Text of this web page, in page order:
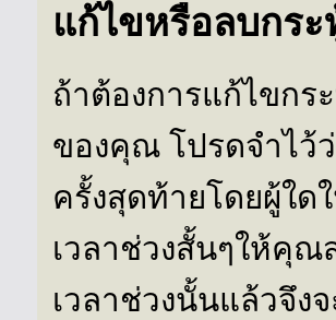
แก้ไขหรือลบกระ
ถ้าต้องการแก้ไขก
ของคุณ โปรดจำไว้
ครั้งสุดท้ายโดยผู้ใ
เวลาช่วงสั้นๆให้คุณ
เวลาช่วงนั้นแล้วจึง